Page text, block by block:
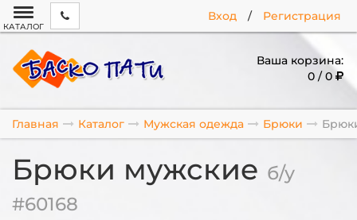
Вход / Регистрация
КАТАЛОГ
Ваша корзина:
0 / 0
Главная Каталог Мужская одежда Брюки
Брюки мужские б/у
#60168